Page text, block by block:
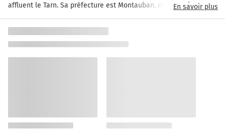
affluent le Tarn. Sa préfecture est Montauban, et son unique
ville du département par le nombre d'habitants.
En savoir plus